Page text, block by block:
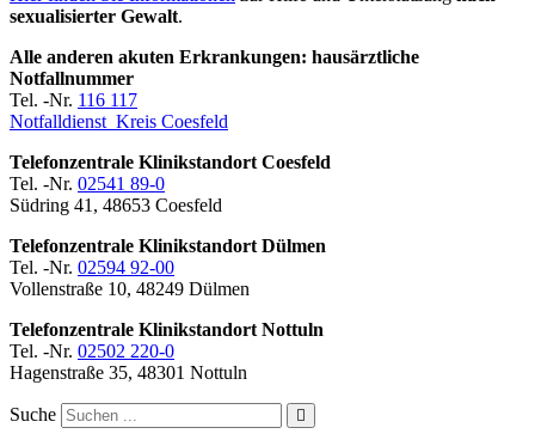
sexualisierter Gewalt.
Alle anderen akuten Erkrankungen: hausärztliche
Notfallnummer
Tel. -Nr. 116 117
Notfalldienst Kreis Coesfeld
Telefonzentrale Klinikstandort Coesfeld
Tel. -Nr. 02541 89-0
Südring 41, 48653 Coesfeld
Telefonzentrale Klinikstandort Dülmen
Tel. -Nr. 02594 92-00
Vollenstraße 10, 48249 Dülmen
Telefonzentrale Klinikstandort Nottuln
Tel. -Nr. 02502 220-0
Hagenstraße 35, 48301 Nottuln
Suche